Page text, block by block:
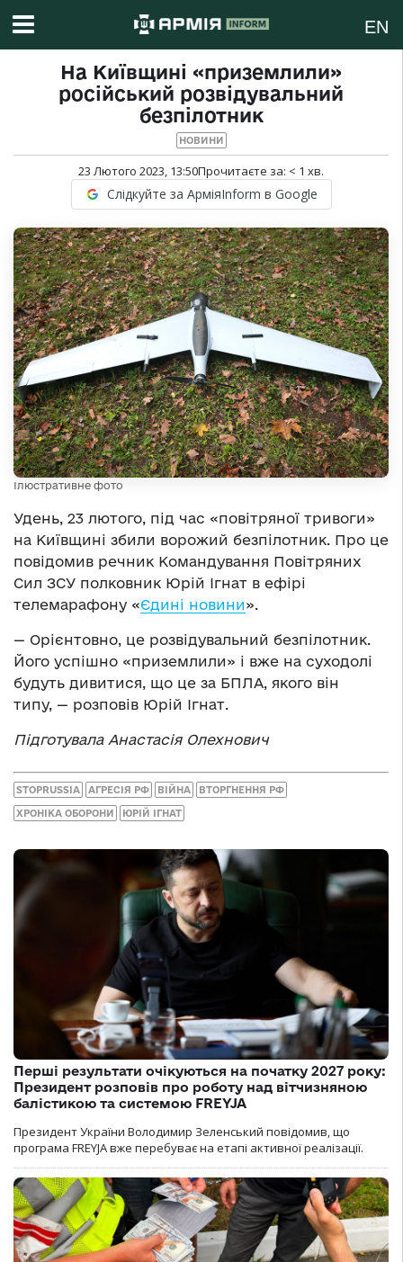
EN
На Київщині «приземлили»
російський розвідувальний
безпілотник
НОВИНИ
23 Лютого 2023, 13:50Прочитаєте за: < 1 хв.
Слідкуйте за АрміяInform в Google
Ілюстративне фото
Удень, 23 лютого, під час «повітряної тривоги»
на Київщині збили ворожий безпілотник. Про це
повідомив речник Командування Повітряних
Сил ЗСУ полковник Юрій Ігнат в ефірі
телемарафону «Єдині новини».
— Орієнтовно, це розвідувальний безпілотник.
Його успішно «приземлили» і вже на суходолі
будуть дивитися, що це за БПЛА, якого він
типу, — розповів Юрій Ігнат.
Підготувала Анастасія Олехнович
STOPRUSSIA АГРЕСІЯ РФ ВІЙНА ВТОРГНЕННЯ РФ
ХРОНІКА ОБОРОНИ ЮРІЙ ІГНАТ
Перші результати очікуються на початку 2027 року:
Президент розповів про роботу над вітчизняною
балістикою та системою FREYJA
Президент України Володимир Зеленський повідомив, що
програма FREYJA вже перебуває на етапі активної реалізації.